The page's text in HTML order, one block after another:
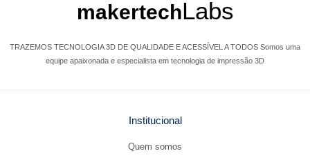
makertechLabs
TRAZEMOS TECNOLOGIA 3D DE QUALIDADE E ACESSÍVEL A TODOS Somos uma
equipe apaixonada e especialista em tecnologia de impressão 3D
Institucional
Quem somos